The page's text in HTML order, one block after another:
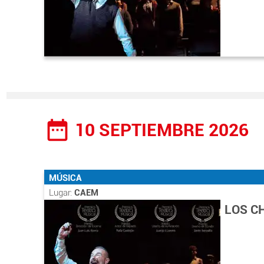
date_range 10 SEPTIEMBRE 2026
MÚSICA
Lugar: CAEM
LOS